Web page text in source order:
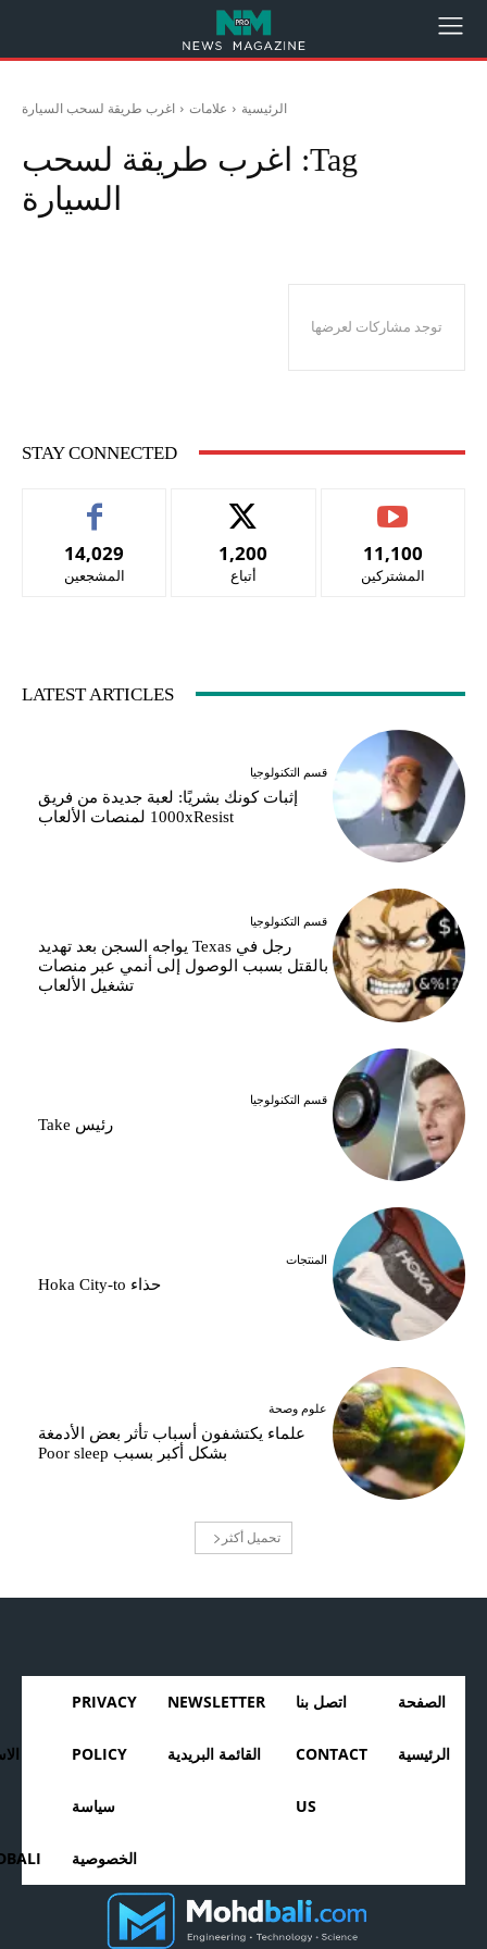
الرئيسية علامات اغرب طريقة لسحب السيارة
Tag: اغرب طريقة لسحب
السيارة
توجد مشاركات لعرضها
STAY CONNECTED
14,029
المشجعين
1,200
أتباع
11,100
المشتركين
LATEST ARTICLES
قسم التكنولوجيا
إثبات كونك بشريًا: لعبة جديدة من فريق
1000xResist لمنصات الألعاب
قسم التكنولوجيا
رجل في Texas يواجه السجن بعد تهديد
بالقتل بسبب الوصول إلى أنمي عبر منصات
تشغيل الألعاب
قسم التكنولوجيا
رئيس Take
المنتجات
حذاء Hoka City-to
علوم وصحة
علماء يكتشفون أسباب تأثر بعض الأدمغة
بشكل أكبر بسبب Poor sleep
تحميل أكثر
الصفحة
الرئيسية
اتصل بنا
CONTACT
US
NEWSLETTER
القائمة البريدية
PRIVACY
POLICY
سياسة
الخصوصية